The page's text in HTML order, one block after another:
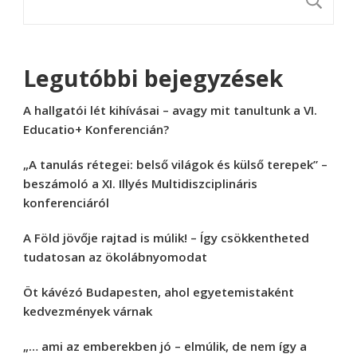
Legutóbbi bejegyzések
A hallgatói lét kihívásai – avagy mit tanultunk a VI.
Educatio+ Konferencián?
„A tanulás rétegei: belső világok és külső terepek” –
beszámoló a XI. Illyés Multidiszciplináris
konferenciáról
A Föld jövője rajtad is múlik! – Így csökkentheted
tudatosan az ökolábnyomodat
Öt kávézó Budapesten, ahol egyetemistaként
kedvezmények várnak
„… ami az emberekben jó – elmúlik, de nem így a